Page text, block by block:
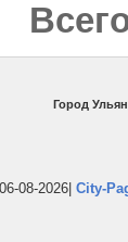
Город
|06-08-2026| City-